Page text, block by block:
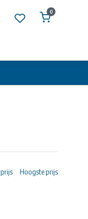
0
Hoogste prijs